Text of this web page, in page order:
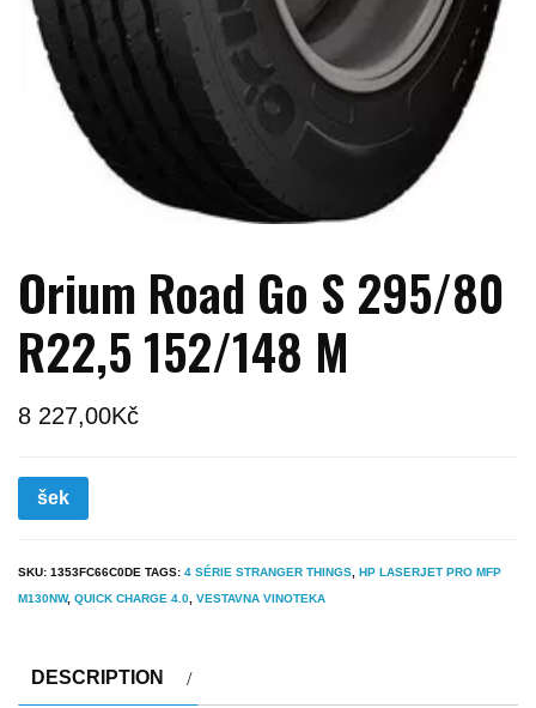
Orium Road Go S 295/80
R22,5 152/148 M
8 227,00Kč
šek
SKU: 1353FC66C0DE TAGS: 4 SÉRIE STRANGER THINGS HP LASERJET PRO MFP
M130NW, QUICK CHARGE 4.0 VESTAVNA VINOTEKA
DESCRIPTION